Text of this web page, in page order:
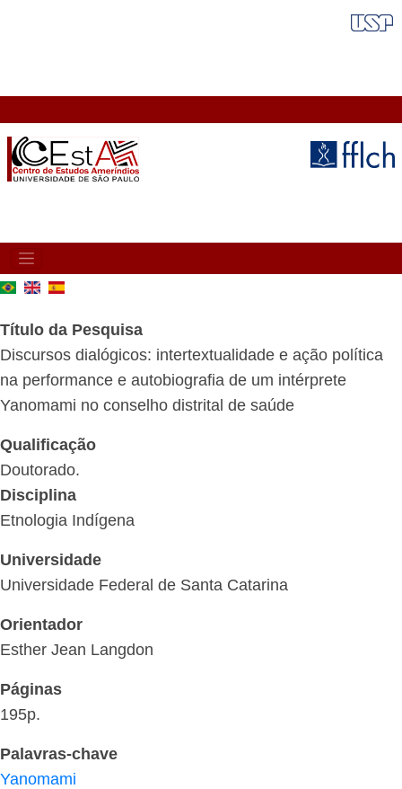
MAIN
NAVIGATION
Título da Pesquisa
Discursos dialógicos: intertextualidade e ação política
na performance e autobiografia de um intérprete
Yanomami no conselho distrital de saúde
Qualificação
Doutorado.
Disciplina
Etnologia Indígena
Universidade
Universidade Federal de Santa Catarina
Orientador
Esther Jean Langdon
Páginas
195p.
Palavras-chave
Yanomami